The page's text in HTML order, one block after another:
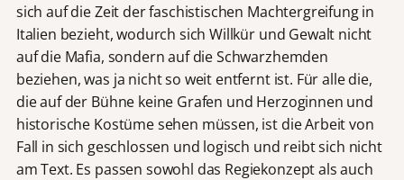
sich auf die Zeit der faschistischen Machtergreifung in
Italien bezieht, wodurch sich Willkür und Gewalt nicht
auf die Mafia, sondern auf die Schwarzhemden
beziehen, was ja nicht so weit entfernt ist. Für alle die,
die auf der Bühne keine Grafen und Herzoginnen und
historische Kostüme sehen müssen, ist die Arbeit von
Fall in sich geschlossen und logisch und reibt sich nicht
am Text. Es passen sowohl das Regiekonzept als auch